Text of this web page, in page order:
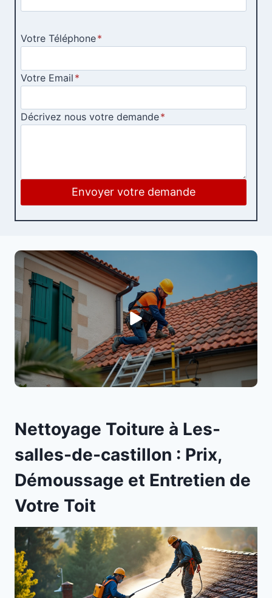
Votre Téléphone*
Votre Email *
Décrivez nous votre demande*
Envoyer votre demande
Nettoyage Toiture à Les-
salles-de-castillon : Prix,
Démoussage et Entretien de
Votre Toit